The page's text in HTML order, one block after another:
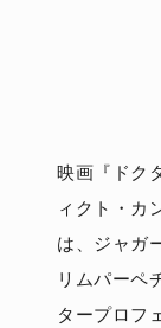
映画『ドク
ィクト・カ
は、ジャガ
リムパーペ
タープロフ